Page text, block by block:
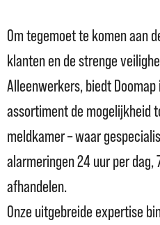
Om tegemoet te komen aan
klanten en de strenge
Alleenwerkers, biedt Doomap
assortiment de mogelijkheid
meldkamer – waar
alarmeringen 24 uur per dag,
afhandelen.
Onze uitgebreide expertise